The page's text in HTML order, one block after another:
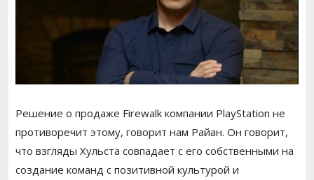
Решение о продаже Firewalk компании PlayStation не
противоречит этому, говорит нам Райан. Он говорит,
что взгляды Хульста совпадает с его собственными на
создание команд с позитивной культурой и